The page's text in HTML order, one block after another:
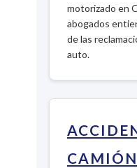
motorizado en
abogados
de las
auto.
CAMIÓN